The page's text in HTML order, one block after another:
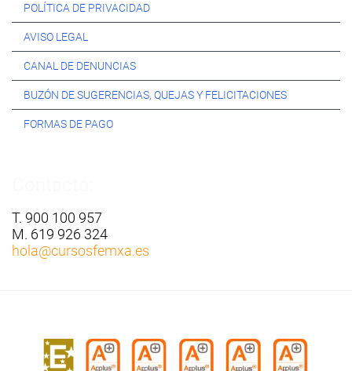
POLÍTICA DE PRIVACIDAD
AVISO LEGAL
CANAL DE DENUNCIAS
BUZÓN DE SUGERENCIAS, QUEJAS Y FELICITACIONES
FORMAS DE PAGO
T. 900 100 957
M. 619 926 324
hola@cursosfemxa.es